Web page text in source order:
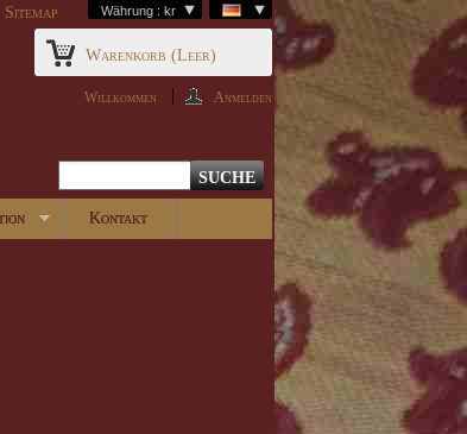
Währung : kr
Sitemap
Warenkorb (Leer)
Willkommen Anmelden
Kontakt